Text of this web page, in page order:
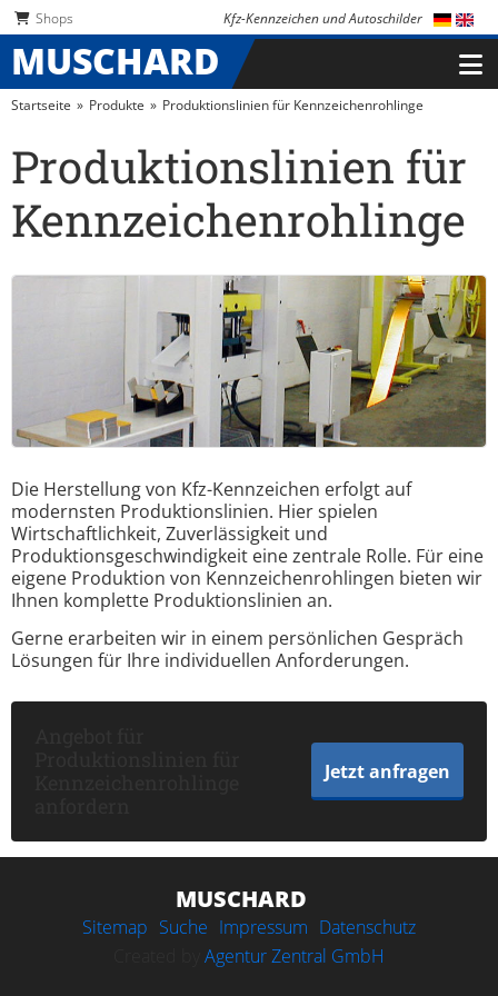
Shops Kfz-Kennzeichen und Autoschilder
MUSCHARD
Startseite Produkte Produktionslinien für Kennzeichenrohlinge
Produktionslinien für
Kennzeichenrohlinge
Die Herstellung von Kfz-Kennzeichen erfolgt auf
modernsten Produktionslinien. Hier spielen
Wirtschaftlichkeit, Zuverlässigkeit und
Produktionsgeschwindigkeit eine zentrale Rolle. Für eine
eigene Produktion von Kennzeichenrohlingen bieten wir
Ihnen komplette Produktionslinien an.
Gerne erarbeiten wir in einem persönlichen Gespräch
Lösungen für Ihre individuellen Anforderungen.
Jetzt anfragen
MUSCHARD
Sitemap Suche Impressum Datenschutz
Agentur Zentral GmbH